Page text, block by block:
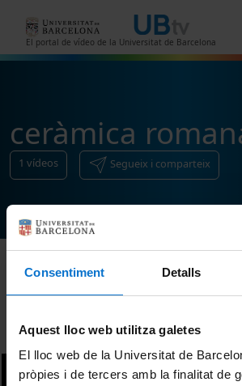
Consentiment Detalls
Aquest lloc web utilitza galetes
El lloc web de la Universitat de
pròpies i de tercers amb la finalitat de
El portal de vídeo de la Universitat de Barcelona
ceràmica
1 vídeos Segueix i comparteix